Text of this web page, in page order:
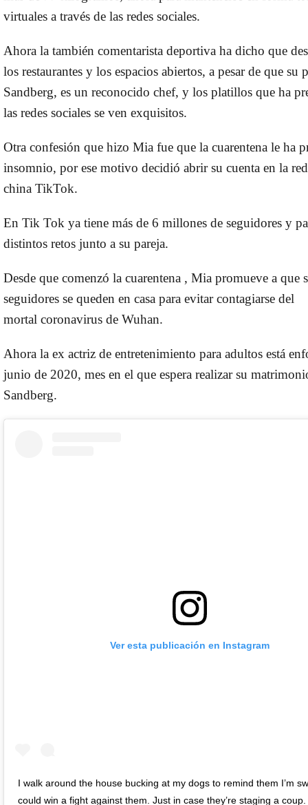
virtuales a través de las redes sociales.
Ahora la también comentarista deportiva ha dicho que
los restaurantes y los espacios abiertos, a pesar de que su
Sandberg, es un reconocido chef, y los platillos que ha
las redes sociales se ven exquisitos.
Otra confesión que hizo Mia fue que la cuarentena le ha
insomnio, por ese motivo decidió abrir su cuenta en la red
china TikTok.
En Tik Tok ya tiene más de 6 millones de seguidores y
distintos retos junto a su pareja.
Desde que comenzó la cuarentena , Mia promueve a que
seguidores se queden en casa para evitar contagiarse del
mortal coronavirus de Wuhan.
Ahora la ex actriz de entretenimiento para adultos está
junio de 2020, mes en el que espera realizar su
Sandberg.
Ver esta publicación en Instagram
I walk around the house bucking at my dogs to remind them I’m
could win a fight against them. Just in case they’re staging a coup.